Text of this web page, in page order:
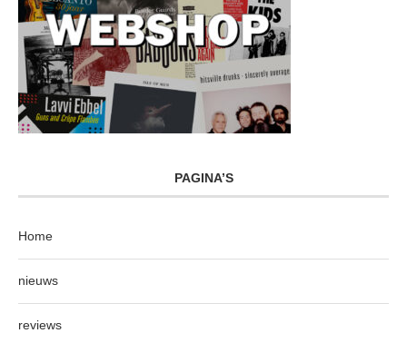
PAGINA’S
Home
nieuws
reviews